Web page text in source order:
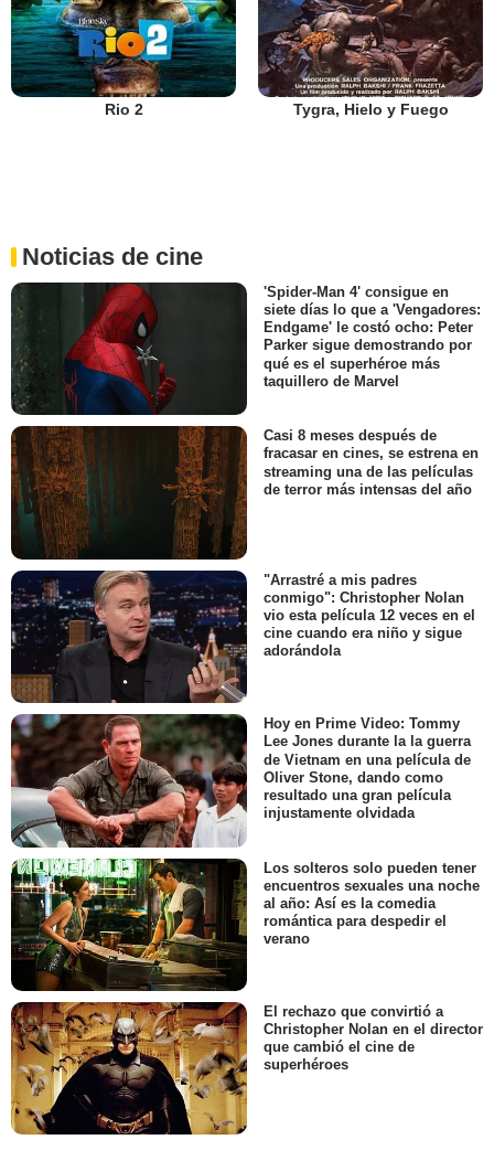
Rio 2 Tygra, Hielo y Fuego
Noticias de cine
'Spider-Man 4' consigue en
siete días lo que a 'Vengadores:
Endgame' le costó ocho: Peter
Parker sigue demostrando por
qué es el superhéroe más
taquillero de Marvel
Casi 8 meses después de
fracasar en cines, se estrena en
streaming una de las películas
de terror más intensas del año
"Arrastré a mis padres
conmigo": Christopher Nolan
vio esta película 12 veces en el
cine cuando era niño y sigue
adorándola
Hoy en Prime Video: Tommy
Lee Jones durante la la guerra
de Vietnam en una película de
Oliver Stone, dando como
resultado una gran película
injustamente olvidada
Los solteros solo pueden tener
encuentros sexuales una noche
al año: Así es la comedia
romántica para despedir el
verano
El rechazo que convirtió a
Christopher Nolan en el director
que cambió el cine de
superhéroes